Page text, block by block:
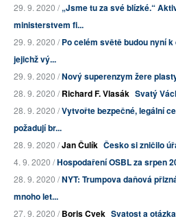
29. 9. 2020 /„Jsme tu za své blízké.“
ministerstvem fi...
29. 9. 2020 /Po celém světě budou nyní
jejichž vý...
29. 9. 2020 /Nový superenzym žere
28. 9. 2020 /Richard F. Vlasák Svatý
28. 9. 2020 /Vytvořte bezpečné, legální
požadují br...
28. 9. 2020 /Jan Čulík Česko si zničilo
4. 9. 2020 /Hospodaření OSBL za srpen
28. 9. 2020 /NYT: Trumpova daňová
mnoho let...
27. 9. 2020 /Boris Cvek Svatost a